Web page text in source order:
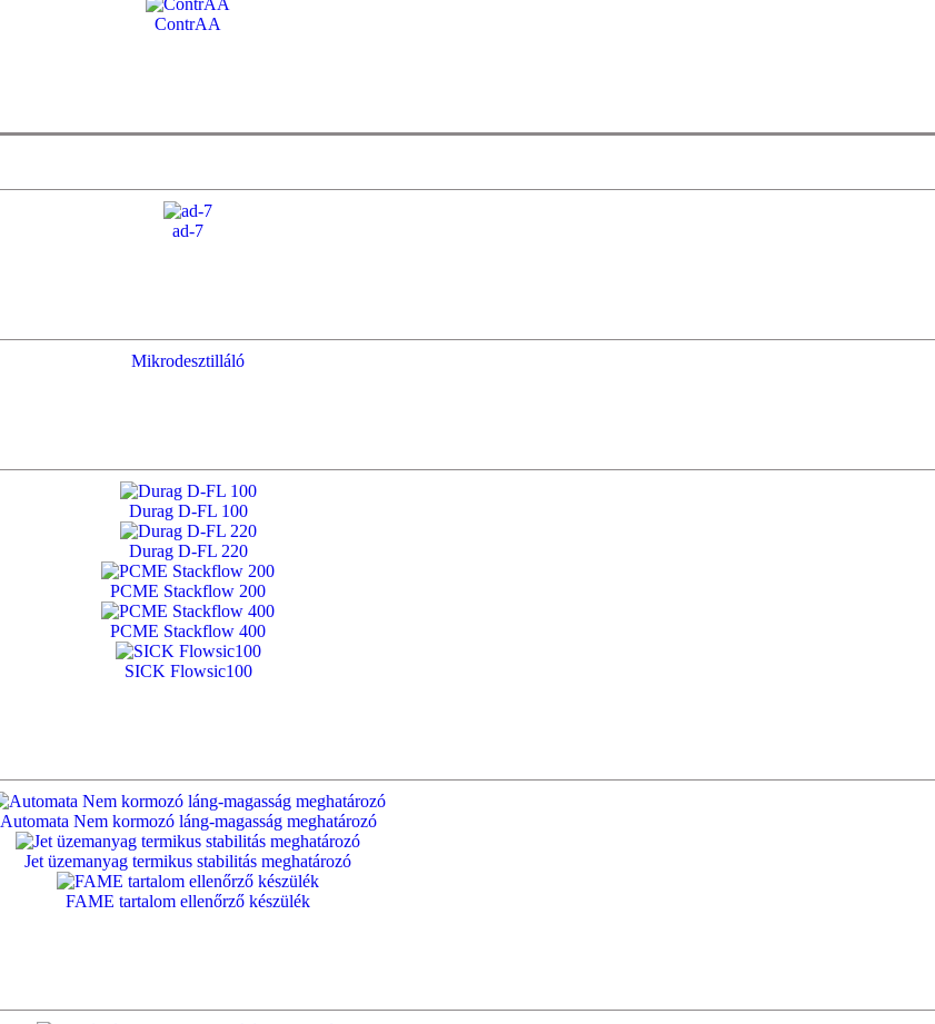
ContrAA
ad-7
Mikrodesztilláló
Durag D-FL 100
Durag D-FL 220
PCME Stackflow 200
PCME Stackflow 400
SICK Flowsic100
Automata Nem kormozó láng-magasság meghatározó
Jet üzemanyag termikus stabilitás meghatározó
FAME tartalom ellenőrző készülék